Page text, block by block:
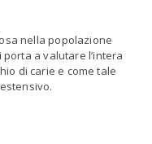
nella popolazione
a valutare l’intera
di carie e come tale